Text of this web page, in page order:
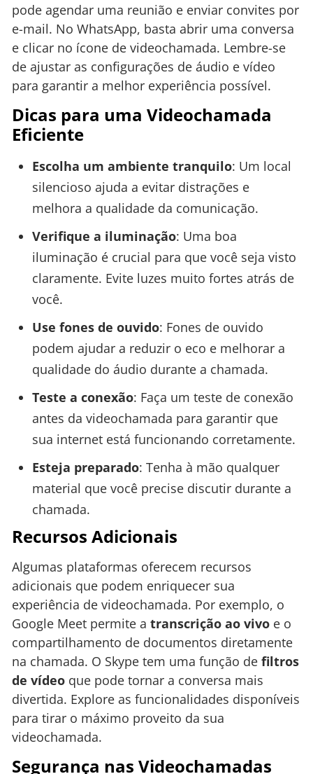
pode agendar uma reunião e enviar convites por
e-mail. No WhatsApp, basta abrir uma conversa
e clicar no ícone de videochamada. Lembre-se
de ajustar as configurações de áudio e vídeo
para garantir a melhor experiência possível.
Dicas para uma Videochamada
Eficiente
Escolha um ambiente tranquilo: Um local
silencioso ajuda a evitar distrações e
melhora a qualidade da comunicação.
Verifique a iluminação: Uma boa
iluminação é crucial para que você seja visto
claramente. Evite luzes muito fortes atrás de
você.
Use fones de ouvido: Fones de ouvido
podem ajudar a reduzir o eco e melhorar a
qualidade do áudio durante a chamada.
Teste a conexão: Faça um teste de conexão
antes da videochamada para garantir que
sua internet está funcionando corretamente.
Esteja preparado: Tenha à mão qualquer
material que você precise discutir durante a
chamada.
Recursos Adicionais
Algumas plataformas oferecem recursos
adicionais que podem enriquecer sua
experiência de videochamada. Por exemplo, o
Google Meet permite a transcrição ao vivo e o
compartilhamento de documentos diretamente
na chamada. O Skype tem uma função de filtros
de vídeo que pode tornar a conversa mais
divertida. Explore as funcionalidades disponíveis
para tirar o máximo proveito da sua
videochamada.
Segurança nas Videochamadas